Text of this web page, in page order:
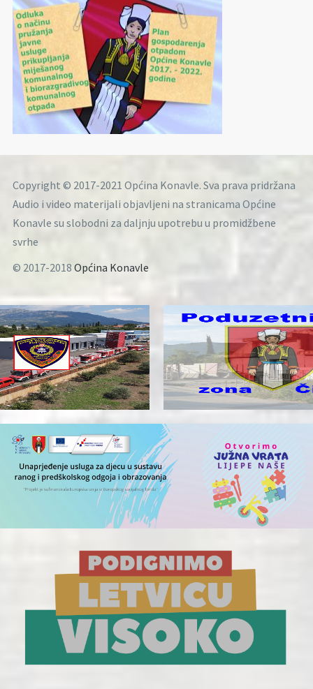
Copyright © 2017-2021 Općina Konavle. Sva prava pridržana
Audio i video materijali objavljeni na stranicama Općine
Konavle su slobodni za daljnju upotrebu u promidžbene
svrhe
© 2017-2018 Općina Konavle